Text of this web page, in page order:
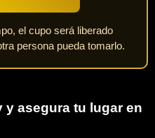
el cupo será liberado
persona pueda tomarlo.
y asegura tu lugar en